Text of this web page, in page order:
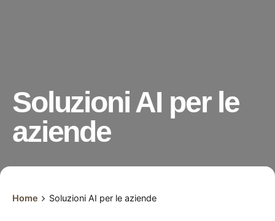
Soluzioni AI per le
aziende
Home Soluzioni AI per le aziende